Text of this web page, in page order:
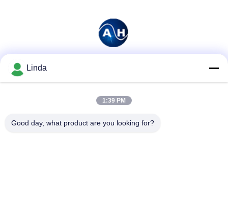
迅速な連絡
Linda
1:39 PM
Good day, what product are you looking for?